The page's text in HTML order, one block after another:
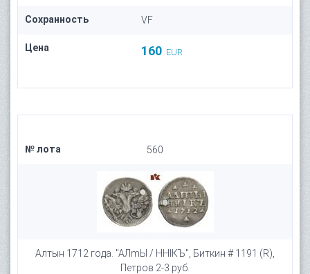
Сохранность VF
Цена 160 EUR
№ лота 560
Алтын 1712 года. "АЛmЫ / ННIКЪ", Биткин # 1191 (R),
Петров 2-3 руб.